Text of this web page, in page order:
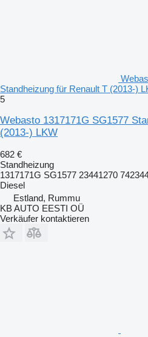
Standheizung für Renault T (2013-)
5
Webasto 1317171G SG1577
(2013-) LKW
682 €
Standheizung
1317171G SG1577 23441270
Diesel
Estland, Rummu
KB AUTO EESTI OÜ
Verkäufer kontaktieren